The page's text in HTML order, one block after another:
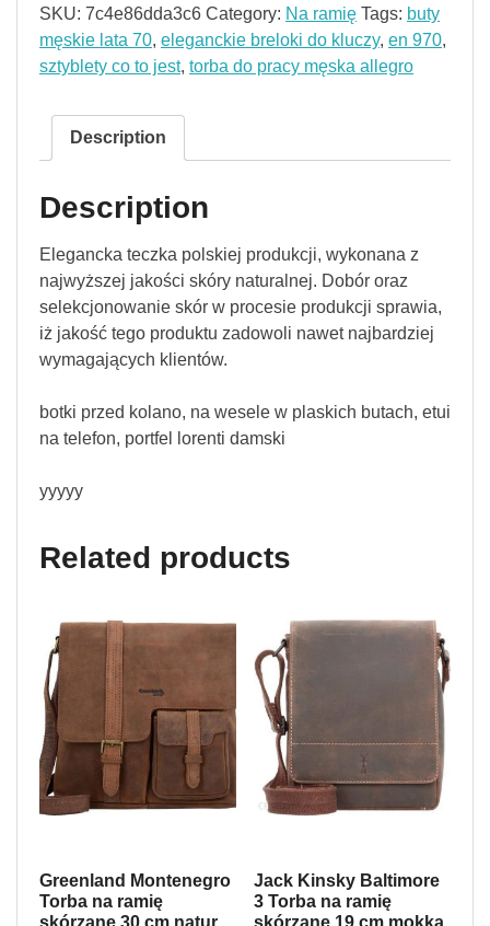
SKU: 7c4e86dda3c6 Category: Na ramię Tags: buty
męskie lata 70, eleganckie breloki do kluczy, en 970,
sztyblety co to jest, torba do pracy męska allegro
Description
Description
Elegancka teczka polskiej produkcji, wykonana z
najwyższej jakości skóry naturalnej. Dobór oraz
selekcjonowanie skór w procesie produkcji sprawia,
iż jakość tego produktu zadowoli nawet najbardziej
wymagających klientów.
botki przed kolano, na wesele w plaskich butach, etui
na telefon, portfel lorenti damski
yyyyy
Related products
Greenland Montenegro
Torba na ramię
skórzane 30 cm natur
Jack Kinsky Baltimore
3 Torba na ramię
skórzane 19 cm mokka